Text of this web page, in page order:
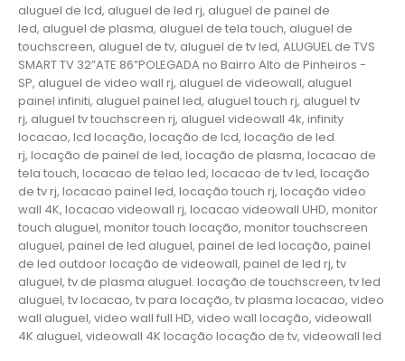
aluguel de lcd, aluguel de led rj, aluguel de painel de
led, aluguel de plasma, aluguel de tela touch, aluguel de
touchscreen, aluguel de tv, aluguel de tv led, ALUGUEL de TVS
SMART TV 32”ATE 86”POLEGADA no Bairro‎ Alto de Pinheiros‎ -
SP, aluguel de video wall rj, aluguel de videowall, aluguel
painel infiniti, aluguel painel led, aluguel touch rj, aluguel tv
rj, aluguel tv touchscreen rj, aluguel videowall 4k, infinity
locacao, lcd locação, locação de lcd, locação de led
rj, locação de painel de led, locação de plasma, locacao de
tela touch, locacao de telao led, locacao de tv led, locação
de tv rj, locacao painel led, locação touch rj, locação video
wall 4K, locacao videowall rj, locacao videowall UHD, monitor
touch aluguel, monitor touch locação, monitor touchscreen
aluguel, painel de led aluguel, painel de led locação, painel
de led outdoor locação de videowall, painel de led rj, tv
aluguel, tv de plasma aluguel. locação de touchscreen, tv led
aluguel, tv locacao, tv para locação, tv plasma locacao, video
wall aluguel, video wall full HD, video wall locação, videowall
4K aluguel, videowall 4K locação locação de tv, videowall led